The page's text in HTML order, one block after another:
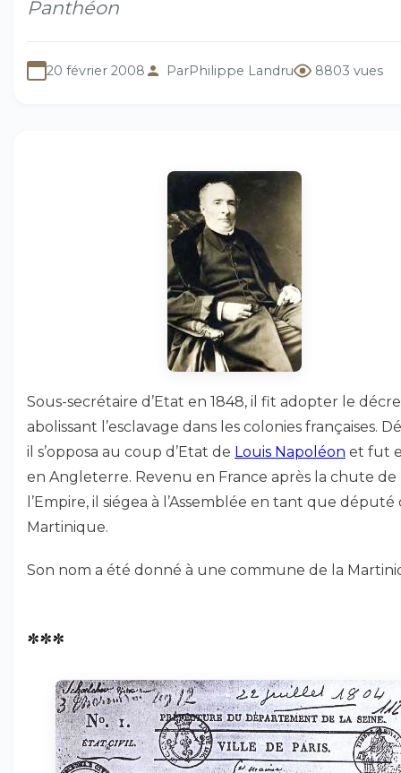
Panthéon
20 février 2008 ParPhilippe Landru 8803 vues
Sous-secrétaire d’Etat en 1848, il fit adopter le
abolissant l’esclavage dans les colonies françaises.
il s’opposa au coup d’Etat de Louis Napoléon et fut
en Angleterre. Revenu en France après la chute de
l’Empire, il siégea à l’Assemblée en tant que député
Martinique.
Son nom a été donné à une commune de la
***